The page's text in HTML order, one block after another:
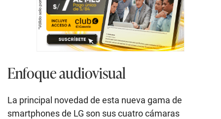
Enfoque audiovisual
La principal novedad de esta nueva gama de
smartphones de LG son sus cuatro cámaras